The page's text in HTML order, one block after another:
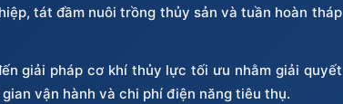
tát đầm nuôi trồng thủy sản và tuần hoàn tháp
giải pháp cơ khí thủy lực tối ưu nhằm giải quyết
vận hành và chi phí điện năng tiêu thụ.